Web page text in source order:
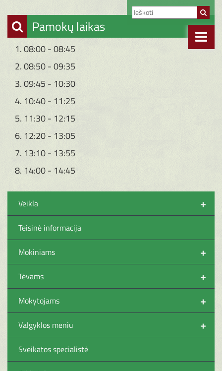
Pamokų laikas
1. 08:00 - 08:45
2. 08:50 - 09:35
3. 09:45 - 10:30
4. 10:40 - 11:25
5. 11:30 - 12:15
6. 12:20 - 13:05
7. 13:10 - 13:55
8. 14:00 - 14:45
+
Veikla
Teisinė informacija
+
Mokiniams
+
Tėvams
+
Mokytojams
+
Valgyklos meniu
Sveikatos specialistė